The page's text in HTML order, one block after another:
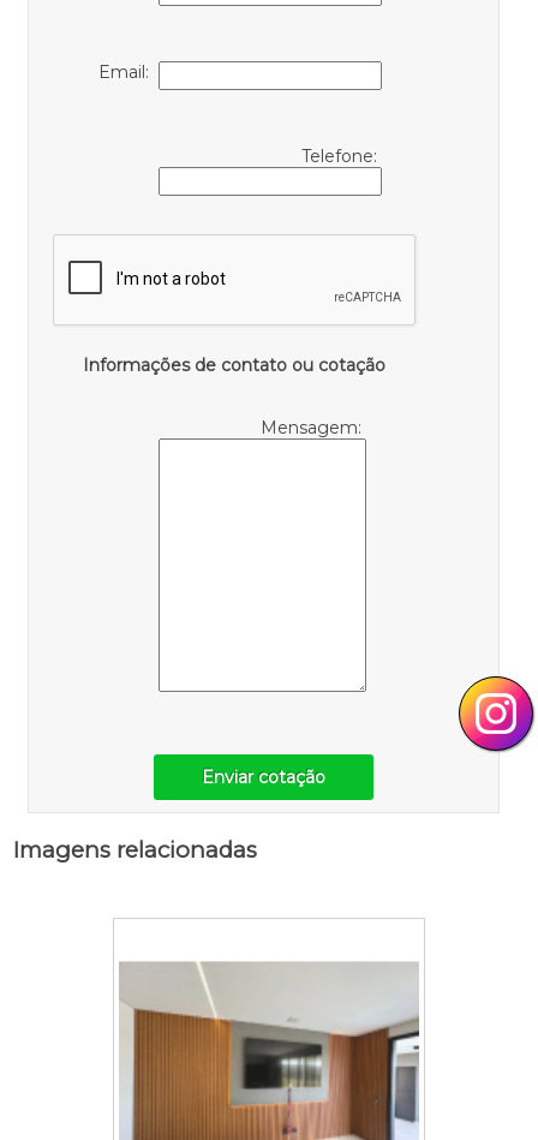
Email:
Telefone:
Informações de contato ou cotação
Mensagem:
Enviar cotação
Imagens relacionadas